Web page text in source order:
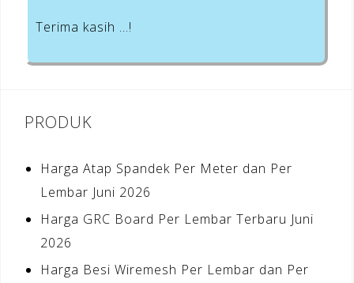
Terima kasih …!
PRODUK
Harga Atap Spandek Per Meter dan Per
Lembar Juni 2026
Harga GRC Board Per Lembar Terbaru Juni
2026
Harga Besi Wiremesh Per Lembar dan Per